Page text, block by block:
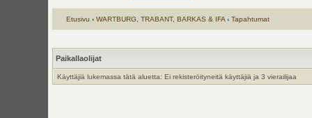
Etusivu ‹ WARTBURG, TRABANT, BARKAS & IFA ‹ Tapahtumat
Paikallaolijat
Käyttäjiä lukemassa tätä aluetta: Ei rekisteröityneitä käyttäjiä ja 3 vierailijaa